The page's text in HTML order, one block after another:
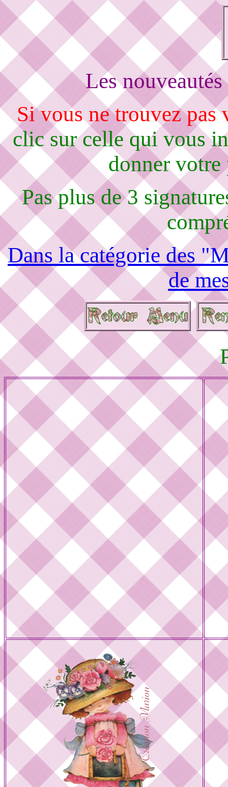
Les
Si vous ne trouvez pas
clic sur celle qui vous
donner votre
Pas plus de 3
Dans la catégorie des
de